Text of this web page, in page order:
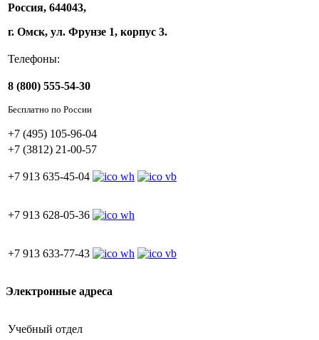
Россия, 644043,
г. Омск, ул. Фрунзе 1, корпус 3.
Телефоны:
8 (800) 555-54-30
Бесплатно по России
+7 (495) 105-96-04
+7 (3812) 21-00-57
+7 913 635-45-04
+7 913 628-05-36
+7 913 633-77-43
Электронные адреса
Учебный отдел